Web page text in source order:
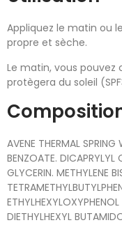
Appliquez le matin ou
propre et sèche.
Le matin, vous pouvez
protègera du soleil
AVENE THERMAL
BENZOATE. DICAPRYLYL
GLYCERIN. METHYLENE
DIETHYLHEXYL